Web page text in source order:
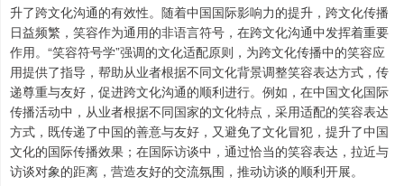
升了跨文化沟通的有效性。随着中国国际影响力的提升，跨文化传播
日益频繁，笑容作为通用的非语言符号，在跨文化沟通中发挥着重要
作用。“笑容符号学”强调的文化适配原则，为跨文化传播中的笑容应
用提供了指导，帮助从业者根据不同文化背景调整笑容表达方式，传
递尊重与友好，促进跨文化沟通的顺利进行。例如，在中国文化国际
传播活动中，从业者根据不同国家的文化特点，采用适配的笑容表达
方式，既传递了中国的善意与友好，又避免了文化冒犯，提升了中国
文化的国际传播效果；在国际访谈中，通过恰当的笑容表达，拉近与
访谈对象的距离，营造友好的交流氛围，推动访谈的顺利开展。